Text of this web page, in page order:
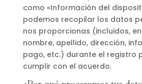
como «Información del
podemos recopilar los datos
nos proporcionas (incluidos,
nombre, apellido, dirección,
pago, etc.) durante el registro
cumplir con el acuerdo.